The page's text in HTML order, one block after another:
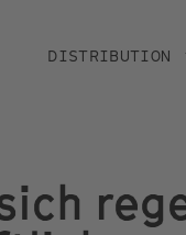
DISTRIBUTION